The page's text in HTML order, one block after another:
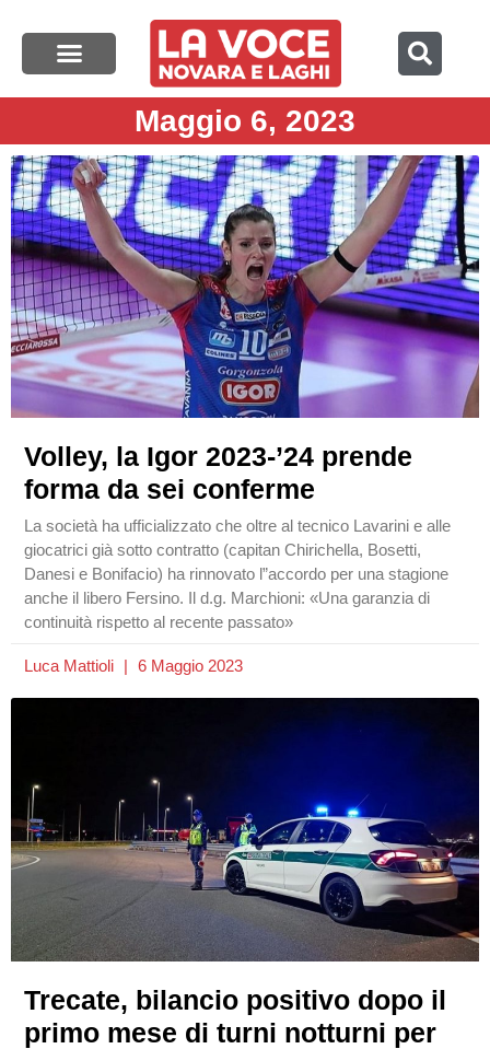
Maggio 6, 2023
Volley, la Igor 2023-’24 prende
forma da sei conferme
La società ha ufficializzato che oltre al tecnico Lavarini e alle
giocatrici già sotto contratto (capitan Chirichella, Bosetti,
Danesi e Bonifacio) ha rinnovato l”accordo per una stagione
anche il libero Fersino. Il d.g. Marchioni: «Una garanzia di
continuità rispetto al recente passato»
Luca Mattioli 6 Maggio 2023
Trecate, bilancio positivo dopo il
primo mese di turni notturni per